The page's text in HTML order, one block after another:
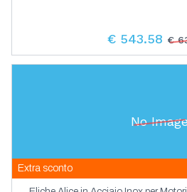
€ 543.58 €
No Image
Extra sconto